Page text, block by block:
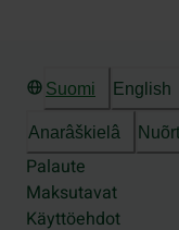
Suomi English
Anarâškielâ
Palaute
Maksutavat
Käyttöehdot